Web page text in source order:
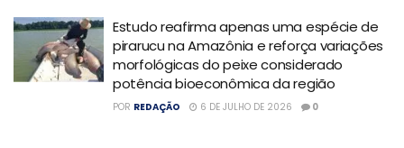
Estudo reafirma apenas uma espécie de
pirarucu na Amazônia e reforça variações
morfológicas do peixe considerado
potência bioeconômica da região
POR REDAÇÃO 6 DE JULHO DE 2026 0